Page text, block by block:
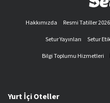
Hakkımızda Resmi Tatiller 2026
Setur Yayınları
Setur
Bilgi Toplumu Hizmetleri
Yurt İçi Oteller